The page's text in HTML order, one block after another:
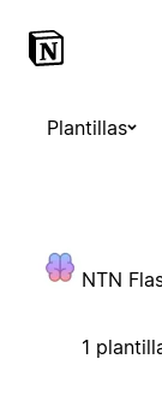
Plantillas
NTN
1